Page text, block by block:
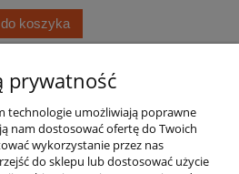
do koszyka
Pomoc
Moje konto
prywatność
technologie umożliwiają poprawne
nam dostosować ofertę do Twoich
wykorzystanie przez nas
do sklepu lub dostosować użycie